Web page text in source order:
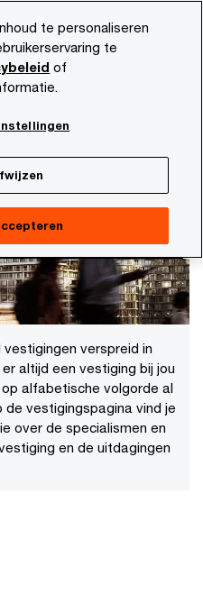
in Nederland
verspreid in
altijd een vestiging bij jou
alfabetische volgorde al
de vestigingspagina vind je
over de specialismen en
en de uitdagingen
te personaliseren
te
of